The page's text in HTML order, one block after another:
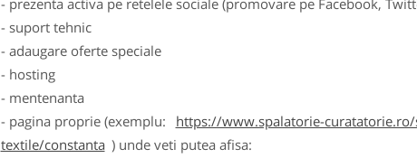
- prezenta activa pe retelele sociale (promovare pe Facebook,
- suport tehnic
- adaugare oferte speciale
- hosting
- mentenanta
- pagina proprie (exemplu:
https://www.spalatorie-
textile/constanta ) unde veti putea afisa: